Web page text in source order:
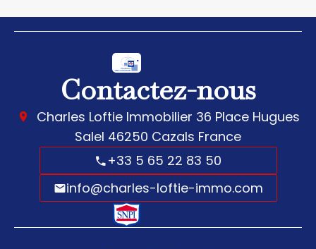
Contactez-nous
Charles Loftie Immobilier 36 Place Hugues
Salel 46250 Cazals France
+33 5 65 22 83 50
info@charles-loftie-immo.com